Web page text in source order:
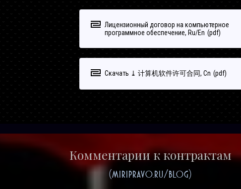
Лицензионный договор на компьютерное
программное обеспечение, Ru/En
Скачать ⤓ 计算机软件许可合同, Cn
Комментарии к контрактам
(miripravo.ru/blog)